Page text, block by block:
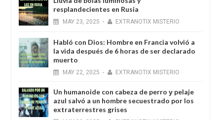
resplandecientes en Rusia
MAY 23, 2025 - EXTRANOTIX MISTERIO
Habló con Dios: Hombre en Francia volvió a
la vida después de 6 horas de ser declarado
muerto
MAY 22, 2025 - EXTRANOTIX MISTERIO
Un humanoide con cabeza de perro у pelaje
azul salvó a un hombre secuestrado por los
extraterrestres grises